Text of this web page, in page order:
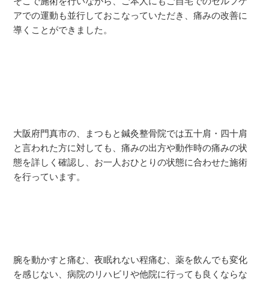
アでの運動も並行しておこなっていただき、痛みの改善に
導くことができました。
大阪府門真市の、まつもと鍼灸整骨院では五十肩・四十肩
と言われた方に対しても、痛みの出方や動作時の痛みの状
態を詳しく確認し、お一人おひとりの状態に合わせた施術
を行っています。
腕を動かすと痛む、夜眠れない程痛む、薬を飲んでも変化
を感じない、病院のリハビリや他院に行っても良くならな